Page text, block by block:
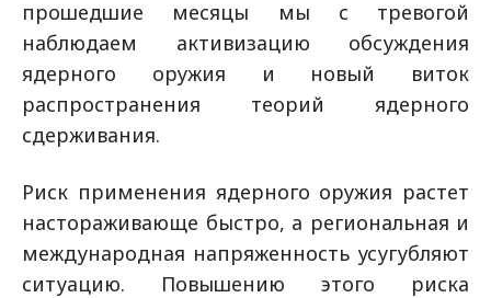
прошедшие месяцы мы с тревогой
наблюдаем активизацию обсуждения
ядерного оружия и новый виток
распространения теорий ядерного
сдерживания.
Риск применения ядерного оружия растет
настораживающе быстро, а региональная и
международная напряженность усугубляют
ситуацию. Повышению этого риска